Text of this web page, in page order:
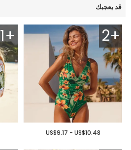
قد يعجبك
2+
US$9.17 - US$10.48